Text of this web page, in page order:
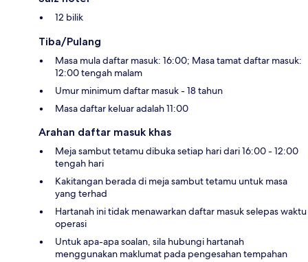
12 bilik
Tiba/Pulang
Masa mula daftar masuk: 16:00; Masa tamat daftar masuk:
12:00 tengah malam
Umur minimum daftar masuk - 18 tahun
Masa daftar keluar adalah 11:00
Arahan daftar masuk khas
Meja sambut tetamu dibuka setiap hari dari 16:00 - 12:00
tengah hari
Kakitangan berada di meja sambut tetamu untuk masa
yang terhad
Hartanah ini tidak menawarkan daftar masuk selepas waktu
operasi
Untuk apa-apa soalan, sila hubungi hartanah
menggunakan maklumat pada pengesahan tempahan